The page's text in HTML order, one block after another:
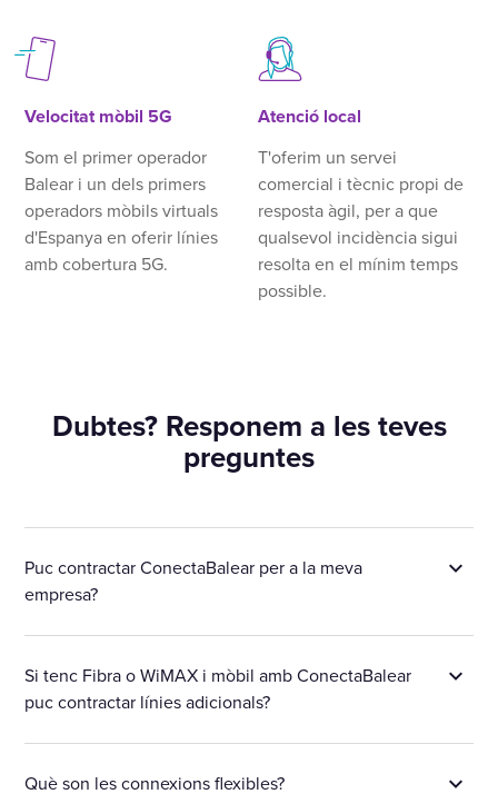
Velocitat mòbil 5G
Som el primer operador
Balear i un dels primers
operadors mòbils virtuals
d'Espanya en oferir línies
amb cobertura 5G.
Atenció local
T'oferim un servei
comercial i tècnic propi de
resposta àgil, per a que
qualsevol incidència sigui
resolta en el mínim temps
possible.
Dubtes? Responem a les teves
preguntes
Puc contractar ConectaBalear per a la meva
empresa?
Si tenc Fibra o WiMAX i mòbil amb ConectaBalear
puc contractar línies adicionals?
Què son les connexions flexibles?